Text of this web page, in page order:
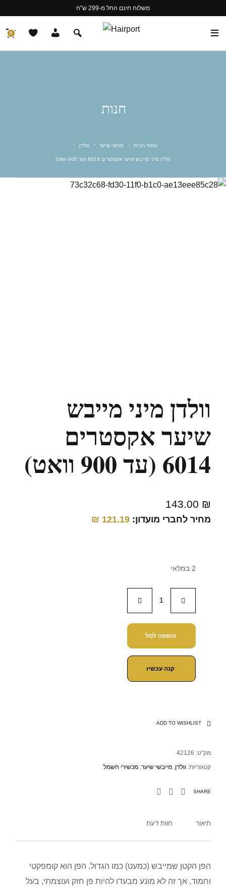
משלוח חינם החל מ-299 ש"ח
0
חנות
עמוד הבית מותגי שיער וולדן
וולדן מיני מייבש שיער אקסטרים 6014 (עד 900 וואט)
וולדן מיני מייבש
שיער אקסטרים
6014 (עד 900 וואט)
143.00 ₪
מחיר לחברי מועדון: 121.19
₪
2 במלאי
הוספה לסל
קנה עכשיו
ADD TO WISHLIST
מק"ט: 42126
קטגוריות: וולדן, מייבשי שיער, מכשירי חשמל
SHARE
תיאור חוות דעת
הפן הקטן שמייבש (כמעט) כמו הגדול. הפן הוא קומפקטי
וחמוד, אך זה לא מונע מבעדו להיות פן חזק ועוצמתי, בעל